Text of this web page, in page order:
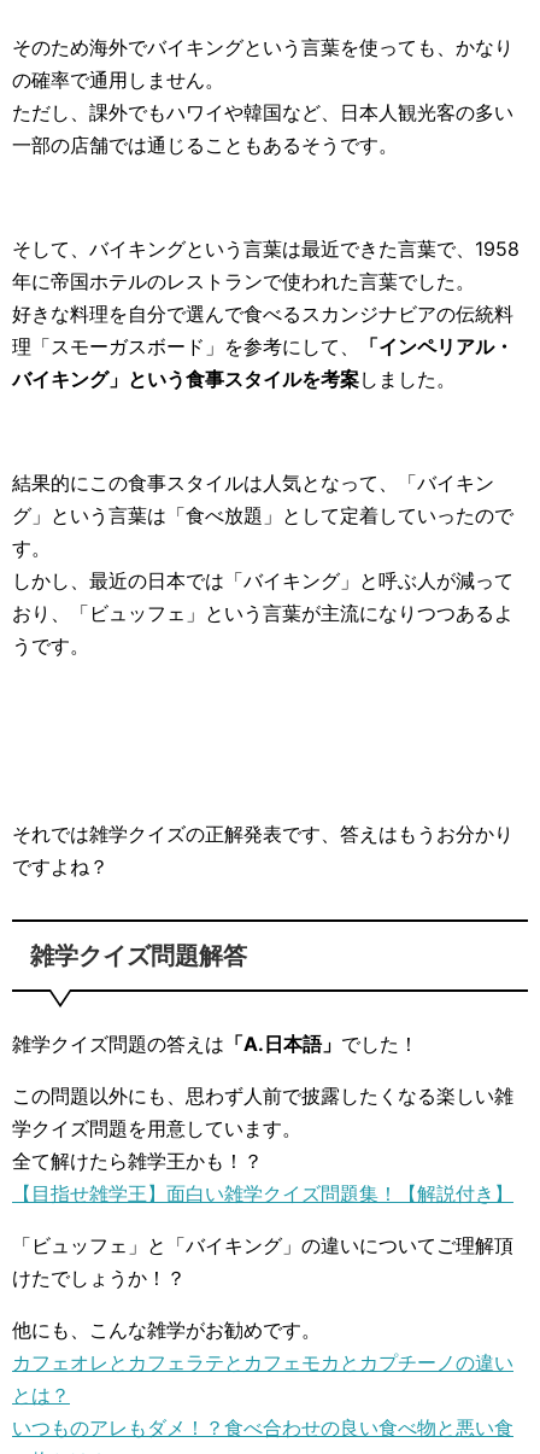
そのため海外でバイキングという言葉を使っても、かなり
の確率で通用しません。
ただし、課外でもハワイや韓国など、日本人観光客の多い
一部の店舗では通じることもあるそうです。
そして、バイキングという言葉は最近できた言葉で、1958
年に帝国ホテルのレストランで使われた言葉でした。
好きな料理を自分で選んで食べるスカンジナビアの伝統料
理「スモーガスボード」を参考にして、
「インペリアル・
バイキング」という食事スタイルを考案しました。
結果的にこの食事スタイルは人気となって、「バイキン
グ」という言葉は「食べ放題」として定着していったので
す。
しかし、最近の日本では「バイキング」と呼ぶ人が減って
おり、「ビュッフェ」という言葉が主流になりつつあるよ
うです。
それでは雑学クイズの正解発表です、答えはもうお分かり
ですよね？
雑学クイズ問題解答
雑学クイズ問題の答えは 「A.日本語」 でした！
この問題以外にも、思わず人前で披露したくなる楽しい雑
学クイズ問題を用意しています。
全て解けたら雑学王かも！？
【目指せ雑学王】面白い雑学クイズ問題集！【解説付き】
「ビュッフェ」と「バイキング」の違いについてご理解頂
けたでしょうか！？
他にも、こんな雑学がお勧めです。
カフェオレとカフェラテとカフェモカとカプチーノの違い
とは？
いつものアレもダメ！？食べ合わせの良い食べ物と悪い食